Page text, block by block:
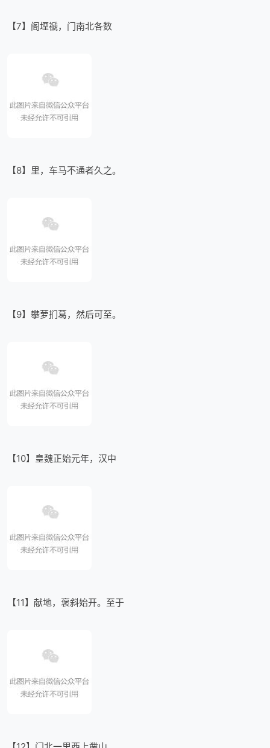
【7】阁堙禠，门南北各数
【8】里，车马不通者久之。
【9】攀萝扪葛，然后可至。
【10】皇魏正始元年，汉中
【11】献地，褒斜始开。至于